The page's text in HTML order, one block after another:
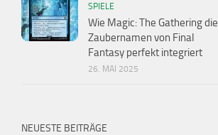
SPIELE
Wie Magic: The Gathering die
Zaubernamen von Final
Fantasy perfekt integriert
26. MAI 2025
NEUESTE BEITRÄGE